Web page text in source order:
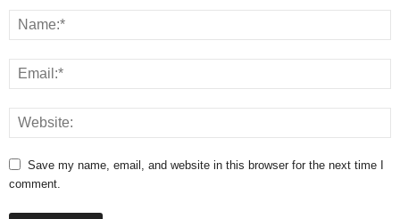
Save my name, email, and website in this browser for the next time I
comment.